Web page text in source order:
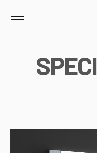
SPECI